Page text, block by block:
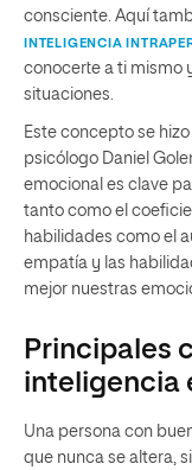
consciente. Aquí
INTELIGENCIA
conocerte a ti mismo
situaciones.
Este concepto se
psicólogo Daniel
emocional es clave
tanto como el
habilidades como el
empatía y las
mejor nuestras
Principales
inteligencia
Una persona con
que nunca se altera,